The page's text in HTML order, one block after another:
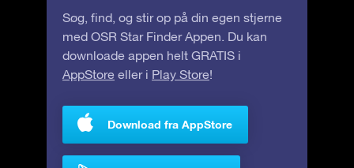
Søg, find, og stir op på din egen stjerne
med OSR Star Finder Appen. Du kan
downloade appen helt GRATIS i
AppStore eller i Play Store!
Download fra AppStore